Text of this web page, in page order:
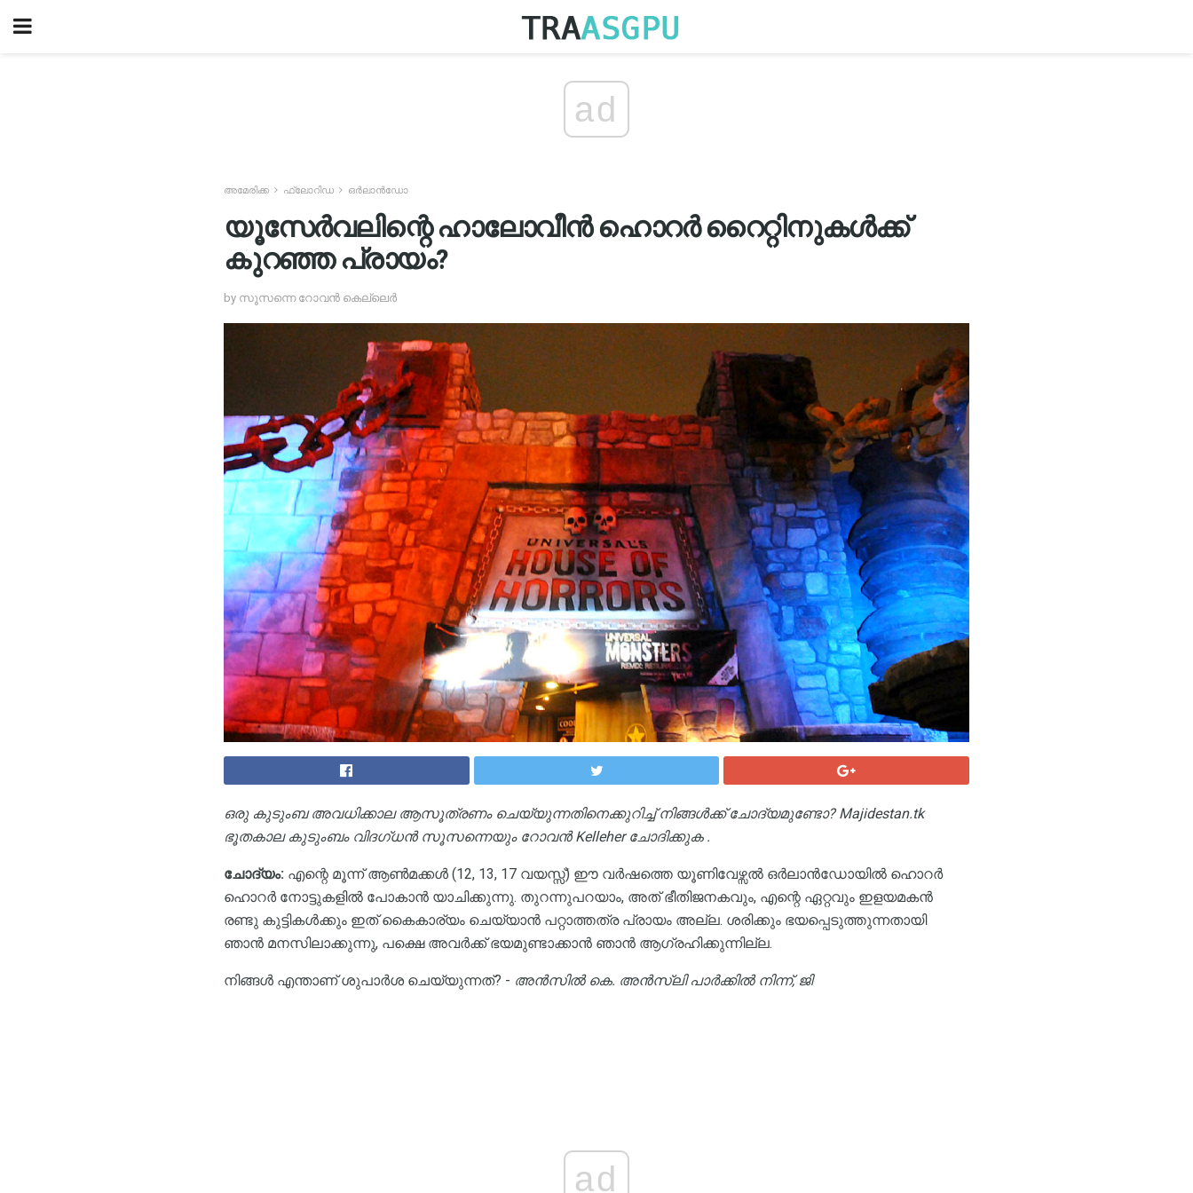
ad
അമേരിക്ക ഫ്ലോറിഡ ഒർലാൻഡോ
യൂസേർവലിന്റെ ഹാലോവീൻ ഹൊറർ റൈറ്റിനുകൾക്ക്
കുറഞ്ഞ പ്രായം?
by സൂസന്നെ റോവൻ കെല്ലെർ
ഒരു കുടുംബ അവധിക്കാല ആസൂത്രണം ചെയ്യുന്നതിനെക്കുറിച്ച് നിങ്ങൾക്ക് ചോദ്യമുണ്ടോ? Majidestan.tk
ഭൂതകാല കുടുംബം വിദഗ്ധൻ സൂസന്നെയും റോവൻ Kelleher ചോദിക്കുക .
ചോദ്യം: എന്റെ മൂന്ന് ആൺമക്കൾ (12, 13, 17 വയസ്സ്) ഈ വർഷത്തെ യൂണിവേഴ്സൽ ഒർലാൻഡോയിൽ ഹൊറർ
ഹൊറർ നോട്ടുകളിൽ പോകാൻ യാചിക്കുന്നു. തുറന്നുപറയാം, അത് ഭീതിജനകവും, എന്റെ ഏറ്റവും ഇളയമകൻ
രണ്ടു കുട്ടികൾക്കും ഇത് കൈകാര്യം ചെയ്യാൻ പറ്റാത്തത്ര പ്രായം അല്ല. ശരിക്കും ഭയപ്പെടുത്തുന്നതായി
ഞാൻ മനസിലാക്കുന്നു, പക്ഷെ അവർക്ക് ഭയമുണ്ടാക്കാൻ ഞാൻ ആഗ്രഹിക്കുന്നില്ല.
നിങ്ങൾ എന്താണ് ശുപാർശ ചെയ്യുന്നത്? - അൻസിൽ കെ. അൻസ്ലി പാർക്കിൽ നിന്ന്, ജി
ad